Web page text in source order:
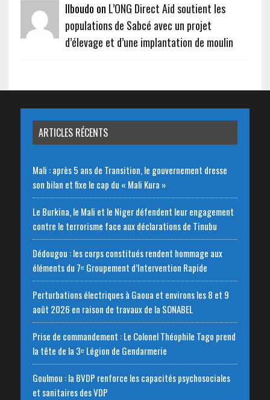
Ilboudo on L’ONG Direct Aid soutient les
populations de Sabcé avec un projet
d’élevage et d’une implantation de moulin
ARTICLES RÉCENTS
Mali : après 5 ans de Transition, le gouvernement dresse
son bilan et fixe le cap du « Mali Kura »
Le Burkina, le Mali et le Niger défendent leur engagement
contre le terrorisme face aux déclarations de Tinubu
Dédougou : les corps constitués rendent hommage aux
éléments du 7ᵉ Groupement d’Intervention Rapide
Perturbations électriques à Gaoua et environs les 8 et 9
août 2026 en raison de travaux de la SONABEL
Prise de commandement : Le Colonel Théophile Tago prend
la tête de la 3ᵉ Légion de Gendarmerie
Goulmou : la BVDP renforce les capacités psychosociales
et sanitaires des VDP